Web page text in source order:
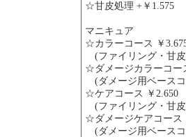
☆甘皮処理 +￥1.575
マニキュア
☆カラーコース ￥
(ファイリング・甘
☆ダメージカラーコー
(ダメージ用ベース
☆ケアコース ￥2.650
(ファイリング・甘
☆ダメージケアコース
(ダメージ用ベース